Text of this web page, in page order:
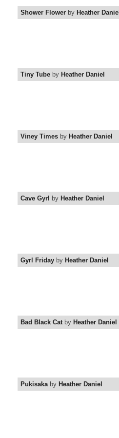
Shower Flower by Heather Daniel
Tiny Tube by Heather Daniel
Viney Times by Heather Daniel
Cave Gyrl by Heather Daniel
Gyrl Friday by Heather Daniel
Bad Black Catby Heather Daniel
Pukisakaby Heather Daniel